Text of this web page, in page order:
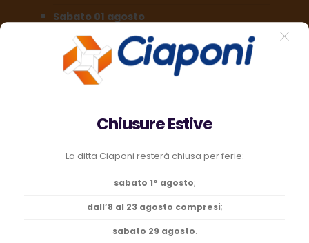
Chiusure Estive
La ditta Ciaponi resterà chiusa per ferie:
sabato 1° agosto;
dall’8 al 23 agosto compresi;
sabato 29 agosto.
Sabato 01 agosto
Sabato 29 agosto
ferro, isolanti termici ed acustici, attrezzature per
arredo bagno, infissi vernici